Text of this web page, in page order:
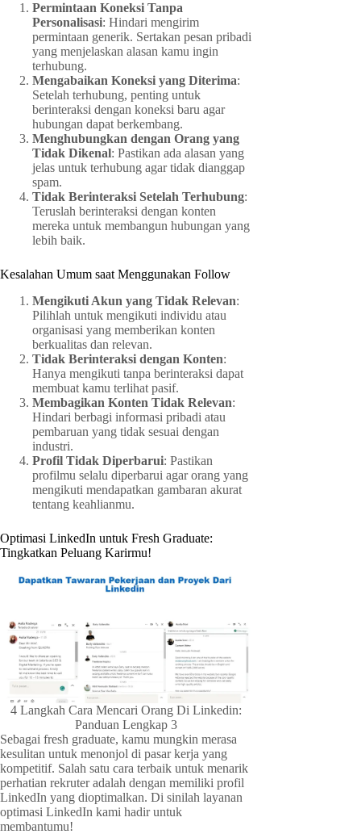
Permintaan Koneksi Tanpa
Personalisasi: Hindari mengirim
permintaan generik. Sertakan pesan pribadi
yang menjelaskan alasan kamu ingin
terhubung.
Mengabaikan Koneksi yang Diterima:
Setelah terhubung, penting untuk
berinteraksi dengan koneksi baru agar
hubungan dapat berkembang.
Menghubungkan dengan Orang yang
Tidak Dikenal: Pastikan ada alasan yang
jelas untuk terhubung agar tidak dianggap
spam.
Tidak Berinteraksi Setelah Terhubung:
Teruslah berinteraksi dengan konten
mereka untuk membangun hubungan yang
lebih baik.
Kesalahan Umum saat Menggunakan Follow
Mengikuti Akun yang Tidak Relevan:
Pilihlah untuk mengikuti individu atau
organisasi yang memberikan konten
berkualitas dan relevan.
Tidak Berinteraksi dengan Konten:
Hanya mengikuti tanpa berinteraksi dapat
membuat kamu terlihat pasif.
Membagikan Konten Tidak Relevan:
Hindari berbagi informasi pribadi atau
pembaruan yang tidak sesuai dengan
industri.
Profil Tidak Diperbarui: Pastikan
profilmu selalu diperbarui agar orang yang
mengikuti mendapatkan gambaran akurat
tentang keahlianmu.
Optimasi LinkedIn untuk Fresh Graduate:
Tingkatkan Peluang Karirmu!
4 Langkah Cara Mencari Orang Di Linkedin:
Panduan Lengkap 3
Sebagai fresh graduate, kamu mungkin merasa
kesulitan untuk menonjol di pasar kerja yang
kompetitif. Salah satu cara terbaik untuk menarik
perhatian rekruter adalah dengan memiliki profil
LinkedIn yang dioptimalkan. Di sinilah layanan
optimasi LinkedIn kami hadir untuk
membantumu!